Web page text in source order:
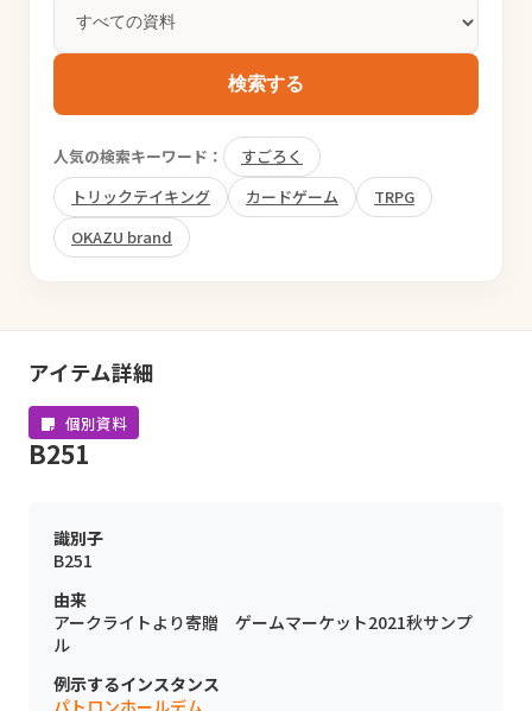
検索する
人気の検索キーワード：
すごろく
トリックテイキング
カードゲーム
TRPG
OKAZU brand
アイテム詳細
個別資料
B251
識別子
B251
由来
アークライトより寄贈 ゲームマーケット2021秋サンプ
ル
例示するインスタンス
パトロンホールデム